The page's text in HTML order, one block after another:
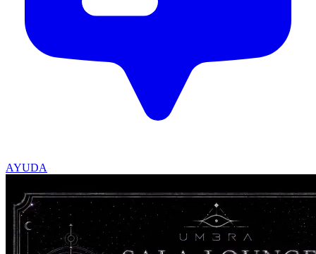
AYUDA